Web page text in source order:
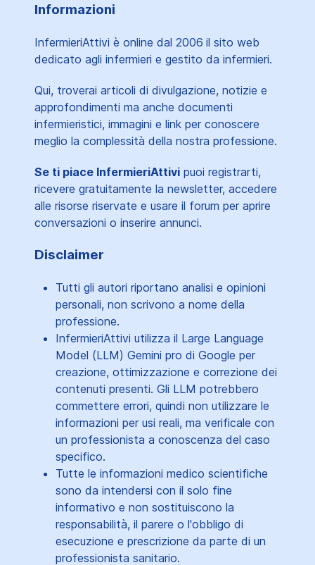
Informazioni
InfermieriAttivi è online dal 2006 il sito web
dedicato agli infermieri e gestito da infermieri.
Qui, troverai articoli di divulgazione, notizie e
approfondimenti ma anche documenti
infermieristici, immagini e link per conoscere
meglio la complessità della nostra professione.
Se ti piace InfermieriAttivi puoi registrarti,
ricevere gratuitamente la newsletter, accedere
alle risorse riservate e usare il forum per aprire
conversazioni o inserire annunci.
Disclaimer
Tutti gli autori riportano analisi e opinioni
personali, non scrivono a nome della
professione.
InfermieriAttivi utilizza il Large Language
Model (LLM) Gemini pro di Google per
creazione, ottimizzazione e correzione dei
contenuti presenti. Gli LLM potrebbero
commettere errori, quindi non utilizzare le
informazioni per usi reali, ma verificale con
un professionista a conoscenza del caso
specifico.
Tutte le informazioni medico scientifiche
sono da intendersi con il solo fine
informativo e non sostituiscono la
responsabilità, il parere o l'obbligo di
esecuzione e prescrizione da parte di un
professionista sanitario.